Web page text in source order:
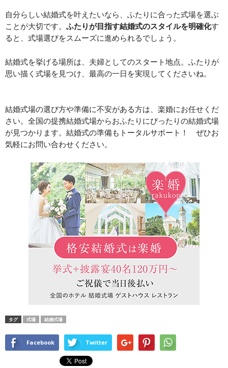
自分らしい結婚式を叶えたいなら、ふたりに合った式場を選ぶ
ことが大切です。 ふたりが目指す結婚式のスタイルを明確化す
ると、式場選びをスムーズに進められるでしょう。
結婚式を挙げる場所は、夫婦としてのスタート地点。ふたりが
思い描く式場を見つけ、最高の一日を実現してくださいね。
結婚式場の選び方や準備に不安がある方は、楽婚にお任せくだ
さい。全国の提携結婚式場からおふたりにぴったりの結婚式場
が見つかります。結婚式の準備もトータルサポート！ ぜひお
気軽にお問い合わせください。
タグ 式場 結婚式場
Facebook Twitter